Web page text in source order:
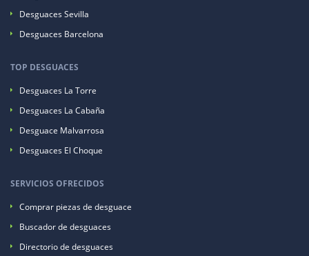
Desguaces Sevilla
Desguaces Barcelona
TOP DESGUACES
Desguaces La Torre
Desguaces La Cabaña
Desguace Malvarrosa
Desguaces El Choque
SERVICIOS OFRECIDOS
Comprar piezas de desguace
Buscador de desguaces
Directorio de desguaces